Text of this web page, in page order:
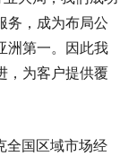
务，成为布局公
洲第一。因此我
，为客户提供覆
全国区域市场经